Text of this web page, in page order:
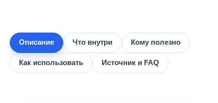
2025
(202
контактов)
Описание Что внутри Кому полезно
Как использовать Источник и FAQ